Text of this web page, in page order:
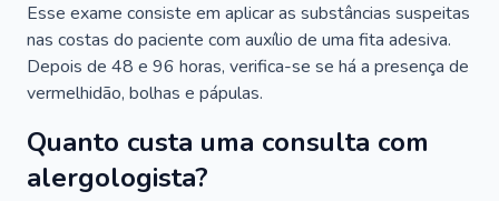
Esse exame consiste em aplicar as substâncias suspeitas
nas costas do paciente com auxílio de uma fita adesiva.
Depois de 48 e 96 horas, verifica-se se há a presença de
vermelhidão, bolhas e pápulas.
Quanto custa uma consulta com
alergologista?